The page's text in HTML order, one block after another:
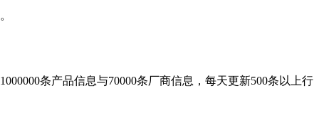
条产品信息与70000条厂商信息，每天更新500条以上行